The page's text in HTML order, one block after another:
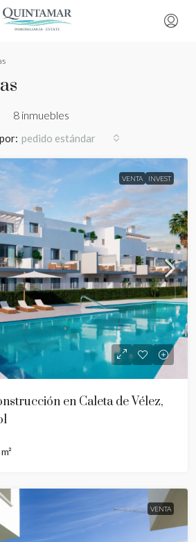
8 inmuebles
pedido estándar
VENTA INVEST
en Caleta de Vélez,
m²
VENTA